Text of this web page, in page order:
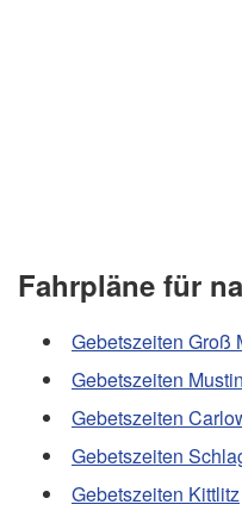
Fahrpläne für
Gebetszeiten Groß
Gebetszeiten Mustin
Gebetszeiten
Gebetszeiten
Gebetszeiten Kittlitz